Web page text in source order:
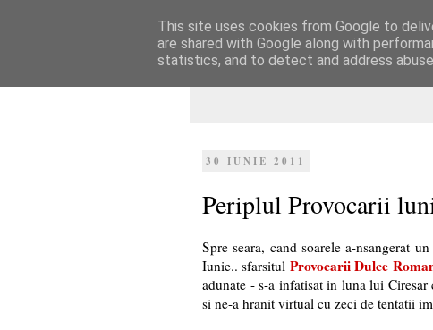
Dulcegarii
30 IUNIE 2011
Periplul Provocarii
Spre seara, cand soarele a-nsangerat
Iunie.. sfarsitul Provocarii Dulce
adunate - s-a infatisat in luna lui Ciresar
si ne-a hranit virtual cu zeci de tentatii
This site uses cookies from Google to
are shared with Google along with
statistics, and to detect and address